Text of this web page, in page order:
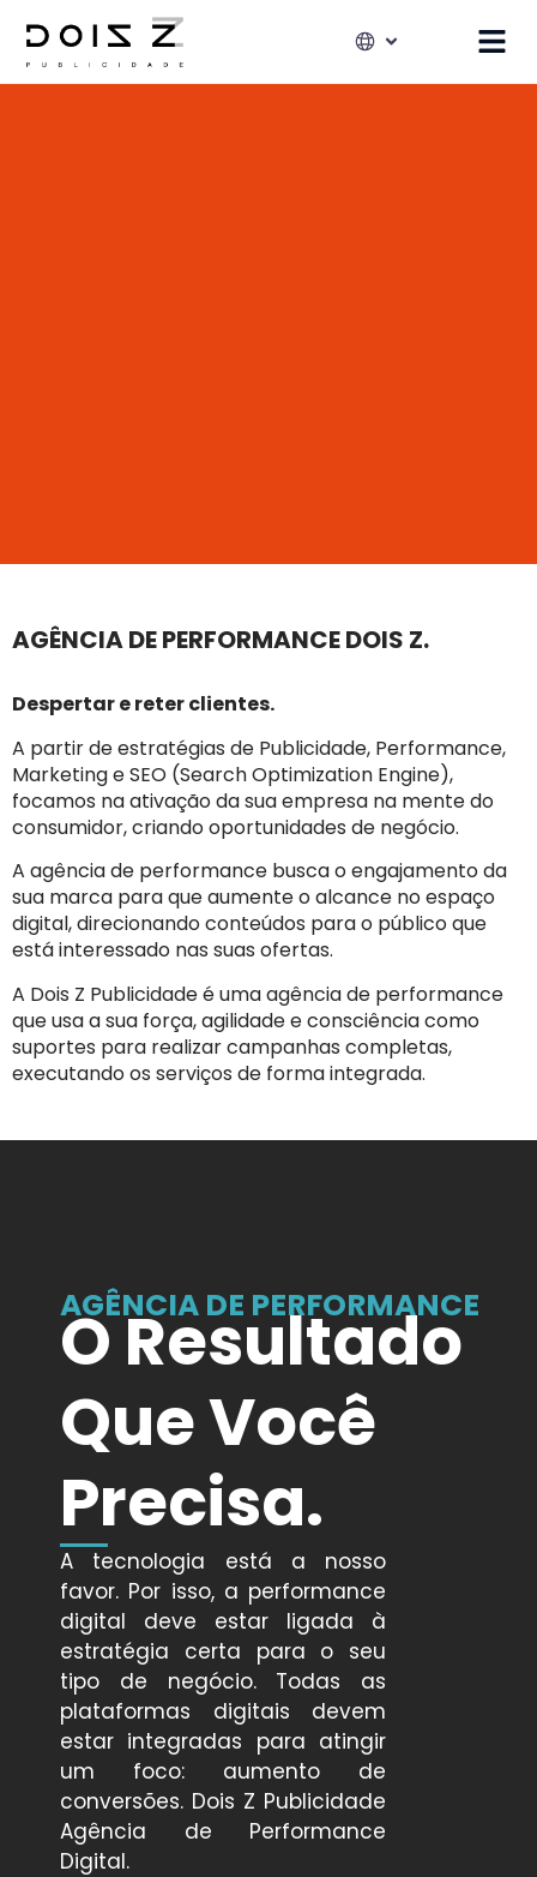
de
Performance
A
EXPERIÊNCIA
CRIADA GERA
UM ALCANCE
MAIOR
AGÊNCIA DE PERFORMANCE DOIS Z.
Despertar e reter clientes.
A partir de estratégias de Publicidade, Performance,
Marketing e SEO (Search Optimization Engine),
focamos na ativação da sua empresa na mente do
consumidor, criando oportunidades de negócio.
A agência de performance busca o engajamento da
sua marca para que aumente o alcance no espaço
digital, direcionando conteúdos para o público que
está interessado nas suas ofertas.
A Dois Z Publicidade é uma agência de performance
que usa a sua força, agilidade e consciência como
suportes para realizar campanhas completas,
executando os serviços de forma integrada.
AGÊNCIA DE PERFORMANCE
O Resultado
Que Você
Precisa.
A tecnologia está a nosso
favor. Por isso, a performance
digital deve estar ligada à
estratégia certa para o seu
tipo de negócio. Todas as
plataformas digitais devem
estar integradas para atingir
um foco: aumento de
conversões. Dois Z Publicidade
Agência de Performance
Digital.